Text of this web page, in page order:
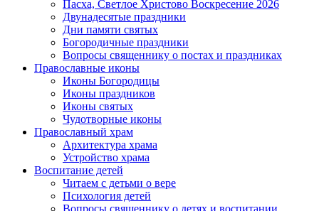
Пасха, Светлое Христово Воскресение 2026
Двунадесятые праздники
Дни памяти святых
Богородичные праздники
Вопросы священнику о постах и праздниках
Православные иконы
Иконы Богородицы
Иконы праздников
Иконы святых
Чудотворные иконы
Православный храм
Архитектура храма
Устройство храма
Воспитание детей
Читаем с детьми о вере
Психология детей